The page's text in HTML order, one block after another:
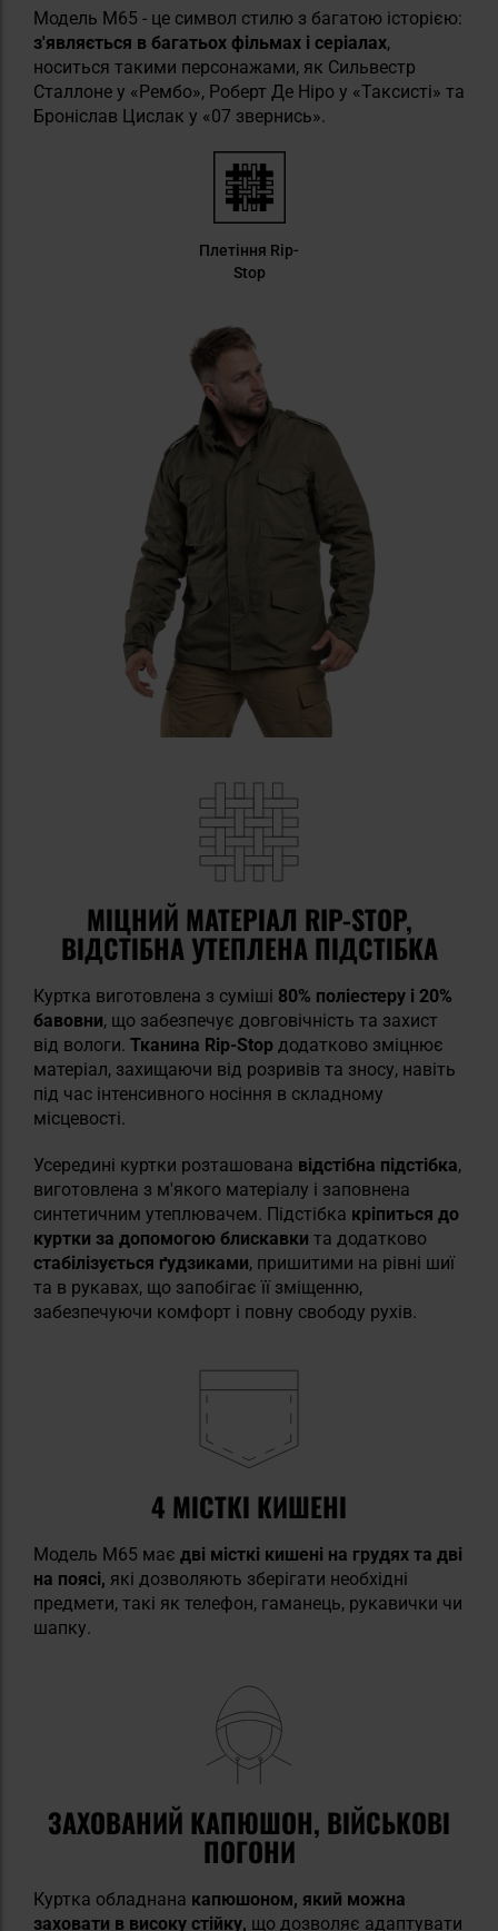
Модель M65 - це символ стилю з багатою історією:
з'являється в багатьох фільмах і серіалах,
носиться такими персонажами, як Сильвестр
Сталлоне у «Рембо», Роберт Де Ніро у «Таксисті» та
Броніслав Цислак у «07 звернись».
Плетіння Rip-
Stop
МІЦНИЙ МАТЕРІАЛ RIP-STOP,
ВІДСТІБНА УТЕПЛЕНА ПІДСТІБКА
Куртка виготовлена з суміші 80% поліестеру і 20%
бавовни, що забезпечує довговічність та захист
від вологи. Тканина Rip-Stop додатково зміцнює
матеріал, захищаючи від розривів та зносу, навіть
під час інтенсивного носіння в складному
місцевості.
Усередині куртки розташована відстібна підстібка,
виготовлена з м'якого матеріалу і заповнена
синтетичним утеплювачем. Підстібка кріпиться до
куртки за допомогою блискавки та додатково
стабілізується ґудзиками, пришитими на рівні шиї
та в рукавах, що запобігає її зміщенню,
забезпечуючи комфорт і повну свободу рухів.
4 МІСТКІ КИШЕНІ
Модель M65 має дві місткі кишені на грудях та дві
на поясі, які дозволяють зберігати необхідні
предмети, такі як телефон, гаманець, рукавички чи
шапку.
ЗАХОВАНИЙ КАПЮШОН, ВІЙСЬКОВІ
ПОГОНИ
Куртка обладнана капюшоном, який можна
заховати в високу стійку, що дозволяє адаптувати